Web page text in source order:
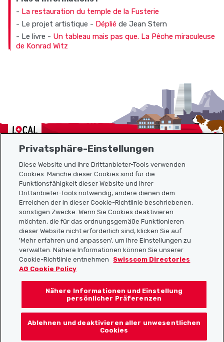
- La restauration du temple de la Fusterie
- Le projet artistique - Déplié de Jean Stern
- Le livre - Un tableau mais pas que. La Pêche miraculeuse
de Konrad Witz
Localcities
Sitemap
Nützliche Links
Localcities App herunterladen
Folgt uns auf:
Privatsphäre-Einstellungen
Diese Website und ihre Drittanbieter-Tools verwenden
Cookies. Manche dieser Cookies sind für die
Funktionsfähigkeit dieser Website und ihrer
Drittanbieter-Tools notwendig, andere dienen dem
Erreichen der in dieser Cookie-Richtlinie beschriebenen,
sonstigen Zwecke. Wenn Sie Cookies deaktivieren
möchten, die für das ordnungsgemäße Funktionieren
dieser Website nicht erforderlich sind, klicken Sie auf
'Mehr erfahren und anpassen', um Ihre Einstellungen zu
verwalten. Nähere Informationen können Sie unserer
Cookie-Richtlinie entnehmen
Swisscom Directories
AG Cookie Policy
Nähere Informationen und Einstellung
persönlicher Präferenzen
Ablehnen und deaktivieren aller unwesentlichen
Cookies